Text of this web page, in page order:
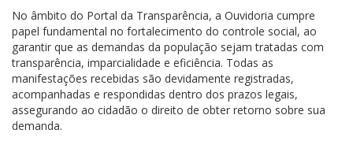
No âmbito do Portal da Transparência, a Ouvidoria cumpre
papel fundamental no fortalecimento do controle social, ao
garantir que as demandas da população sejam tratadas com
transparência, imparcialidade e eficiência. Todas as
manifestações recebidas são devidamente registradas,
acompanhadas e respondidas dentro dos prazos legais,
assegurando ao cidadão o direito de obter retorno sobre sua
demanda.